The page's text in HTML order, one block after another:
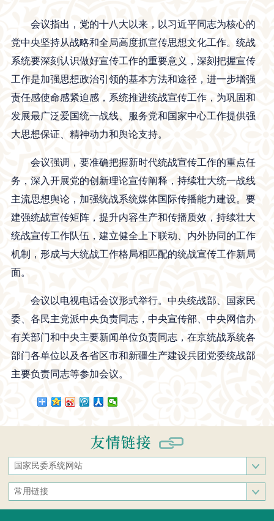
会议指出，党的十八大以来，以习近平同志为核心的
党中央坚持从战略和全局高度抓宣传思想文化工作。统战
系统要深刻认识做好宣传工作的重要意义，深刻把握宣传
工作是加强思想政治引领的基本方法和途径，进一步增强
责任感使命感紧迫感，系统推进统战宣传工作，为巩固和
发展最广泛爱国统一战线、服务党和国家中心工作提供强
大思想保证、精神动力和舆论支持。
会议强调，要准确把握新时代统战宣传工作的重点任
务，深入开展党的创新理论宣传阐释，持续壮大统一战线
主流思想舆论，加强统战系统媒体国际传播能力建设。要
建强统战宣传矩阵，提升内容生产和传播质效，持续壮大
统战宣传工作队伍，建立健全上下联动、内外协同的工作
机制，形成与大统战工作格局相匹配的统战宣传工作新局
面。
会议以电视电话会议形式举行。中央统战部、国家民
委、各民主党派中央负责同志，中央宣传部、中央网信办
有关部门和中央主要新闻单位负责同志，在京统战系统各
部门各单位以及各省区市和新疆生产建设兵团党委统战部
主要负责同志等参加会议。
国家民委系统网站
国家民族事务委员会
中央民族大学
常用链接
中央统战部